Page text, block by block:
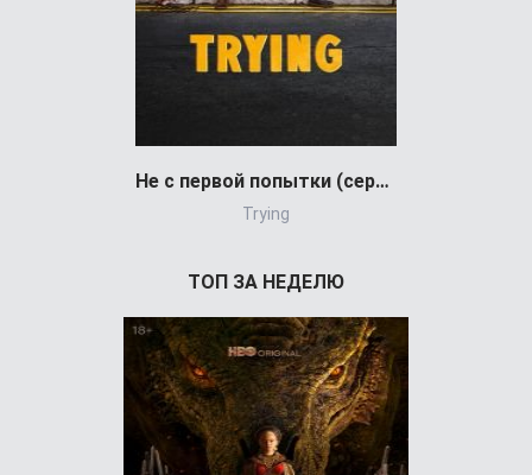
Не с первой попытки (сериал)
Trying
ТОП ЗА НЕДЕЛЮ